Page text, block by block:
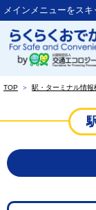
メインメニューをス
TOP ＞ 駅・ターミナル情報